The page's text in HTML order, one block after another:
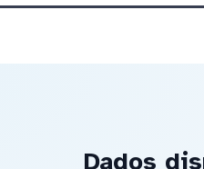
Dados